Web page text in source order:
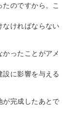
のですから。こ
なければならない
ったことがアメ
設に影響を与える
が完成したあとで